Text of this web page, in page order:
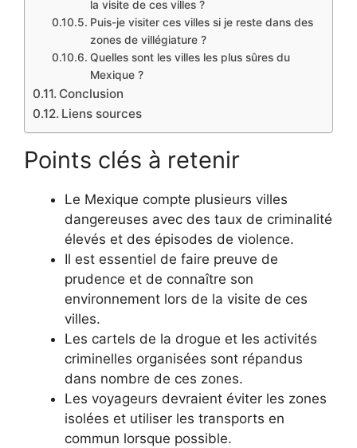
la visite de ces villes ?
Puis-je visiter ces villes si je reste dans des
zones de villégiature ?
Quelles sont les villes les plus sûres du
Mexique ?
Conclusion
Liens sources
Points clés à retenir
Le Mexique compte plusieurs villes
dangereuses avec des taux de criminalité
élevés et des épisodes de violence.
Il est essentiel de faire preuve de
prudence et de connaître son
environnement lors de la visite de ces
villes.
Les cartels de la drogue et les activités
criminelles organisées sont répandus
dans nombre de ces zones.
Les voyageurs devraient éviter les zones
isolées et utiliser les transports en
commun lorsque possible.